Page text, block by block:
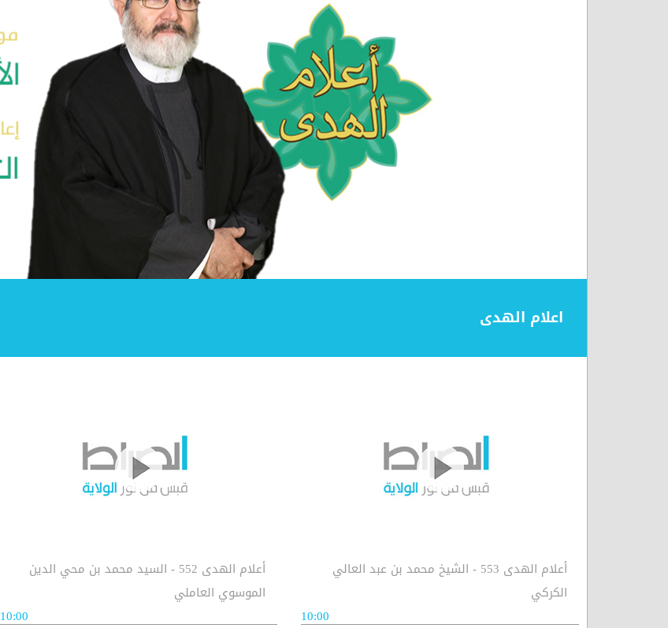
اعلام الهدى
أعلام الهدى 553 - الشيخ محمد بن عبد العالي
الكركي
10:00
أعلام الهدى 552 - السيد محمد بن محي الدين
الموسوي العاملي
10:00